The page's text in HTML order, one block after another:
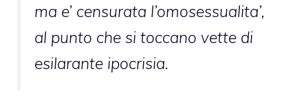
ma e’ censurata l’omosessualita’,
al punto che si toccano vette di
esilarante ipocrisia.